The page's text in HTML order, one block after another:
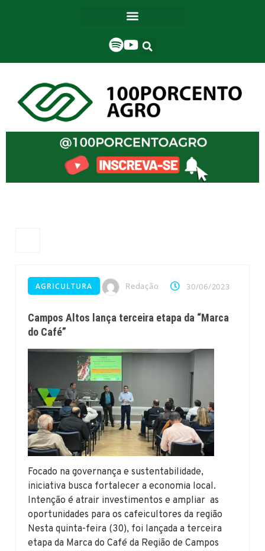
AGRICULTURA Redação 30/06/2023
Campos Altos lança terceira etapa da “Marca
do Café”
Focado na governança e sustentabilidade,
iniciativa busca fortalecer a economia local.
Intenção é atrair investimentos e ampliar as
oportunidades para os cafeicultores da região
Nesta quinta-feira (30), foi lançada a terceira
etapa da Marca do Café da Região de Campos